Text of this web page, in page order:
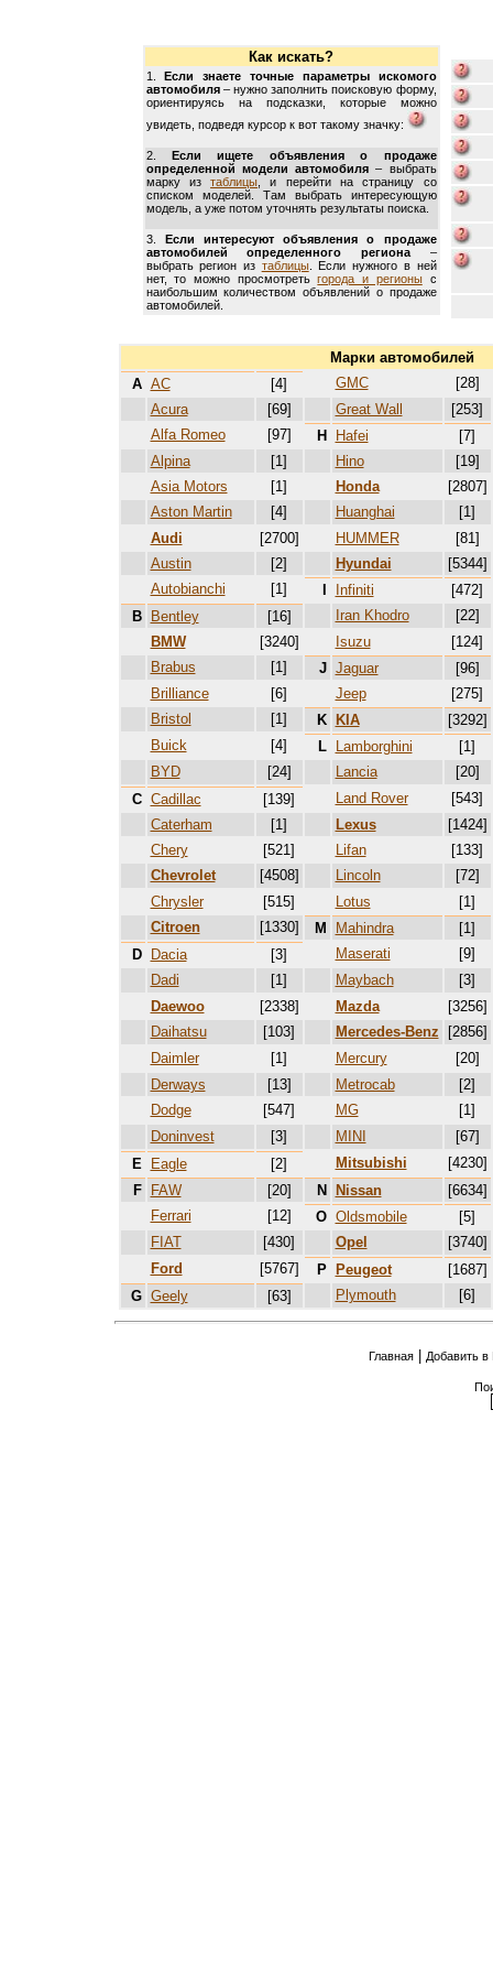
Как искать?
1.Если знаете точные параметры искомого
автомобиля– нужно заполнить поисковую форму,
ориентируясь на подсказки, которые можно
увидеть, подведя курсор к вот такому значку:
2. Если ищете объявления о продаже
определенной модели автомобиля – выбрать
марку изтаблицы , и перейти на страницу со
списком моделей. Там выбрать интересующую
модель, а уже потом уточнять результаты поиска.
3. Если интересуют объявления о продаже
автомобилей определенного региона–
выбрать регион из таблицы. Если нужного в ней
нет, то можно просмотретьгорода и регионыс
наибольшим количеством объявлений о продаже
автомобилей.
Марки автомобилей
A AC [4] GMC
[28]
Acura
[69] Great Wall
[253]
Alfa Romeo
[97] H Hafei
[7]
Alpina
[1] Hino
[19]
Asia Motors
[1] Honda
[2807]
Aston Martin
[4] Huanghai
[1]
Audi
[2700] HUMMER
[81]
Austin
[2] Hyundai
[5344]
Autobianchi
[1] Infiniti
[472]
B
Bentley [16] Iran Khodro
[22]
BMW
[3240] Isuzu
[124]
Brabus
[1] J Jaguar
[96]
Brilliance
[6] Jeep
[275]
Bristol
[1] K KIA
[3292]
Buick
[4] L Lamborghini
[1]
BYD
[24] Lancia
[20]
C Cadillac [139] Land Rover
[543]
Caterham
[1] Lexus
[1424]
Chery
[521] Lifan
[133]
Chevrolet
[4508] Lincoln
[72]
Chrysler
[515] Lotus
[1]
Citroen
[1330] M Mahindra
[1]
D
Dacia [3] Maserati
[9]
Dadi
[1] Maybach
[3]
Daewoo
[2338] Mazda
[3256]
Daihatsu
[103] Mercedes-Benz
[2856]
Daimler
[1] Mercury
[20]
Derways
[13] Metrocab
[2]
Dodge
[547] MG
[1]
Doninvest
[3] MINI
[67]
E
Eagle [2] Mitsubishi
[4230]
F
FAW [20] N Nissan
[6634]
Ferrari
[12] O Oldsmobile
[5]
FIAT
[430] Opel
[3740]
Ford
[5767] P Peugeot
[1687]
G Geely [63] Plymouth [6]
Главная Добавить в